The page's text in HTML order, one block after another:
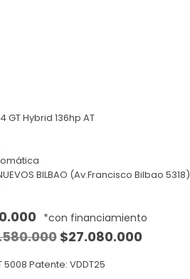
GT Hybrid 136hp AT
BILBAO (Av.Francisco Bilbao 5318)
$27.080.000
5008 Patente: VDDT25